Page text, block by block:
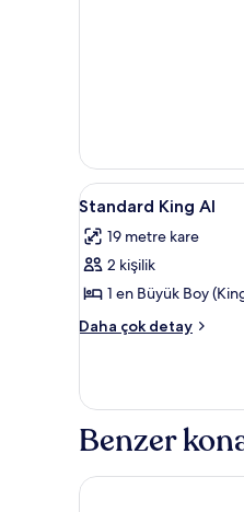
Standard
King
AI
için
tüm
fotoğrafları
2
Standard King AI
19 metre kare
2 kişilik
1 en Büyük Boy
Daha çok detay
Standard
daha
detay
Benzer
Ocean Point Beach